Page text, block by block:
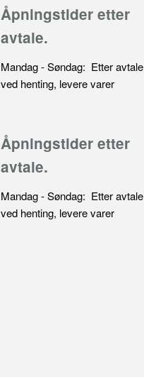
Åpningstider etter
avtale.
Mandag - Søndag: Etter avtale
ved henting, levere varer
Åpningstider etter
avtale.
Mandag - Søndag: Etter avtale
ved henting, levere varer